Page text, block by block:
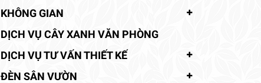
KHÔNG GIAN
DỊCH VỤ CÂY XANH VĂN PHÒNG
DỊCH VỤ TƯ VẤN THIẾT KẾ
ĐÈN SÂN VƯỜN